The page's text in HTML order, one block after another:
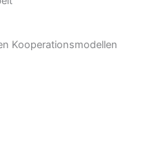
Kooperationsmodellen